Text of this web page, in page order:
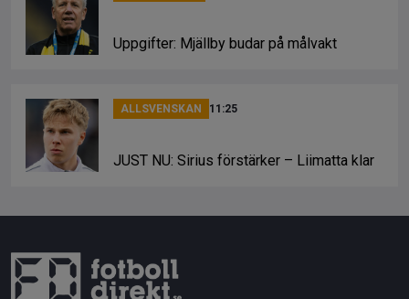
Uppgifter: Mjällby budar på målvakt
ALLSVENSKAN 11:25
JUST NU: Sirius förstärker – Liimatta klar